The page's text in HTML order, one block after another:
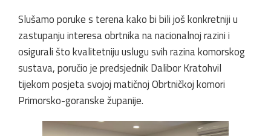
Slušamo poruke s terena kako bi bili još konkretniji u
zastupanju interesa obrtnika na nacionalnoj razini i
osigurali što kvalitetniju uslugu svih razina komorskog
sustava, poručio je predsjednik Dalibor Kratohvil
tijekom posjeta svojoj matičnoj Obrtničkoj komori
Primorsko-goranske županije.